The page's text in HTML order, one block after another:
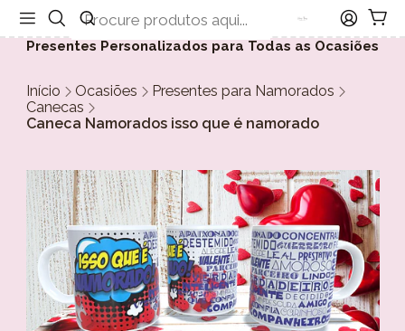
Presentes Personalizados para Todas as Ocasiões
Início Ocasiões
Presentes para Namorados
Canecas
Caneca Namorados isso que é namorado